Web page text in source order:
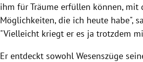
ihm für Träume erfüllen können, mit
Möglichkeiten, die ich heute habe",
"Vielleicht kriegt er es ja trotzdem
Er entdeckt sowohl Wesenszüge